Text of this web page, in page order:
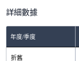
詳細數據
年度/季度
折舊